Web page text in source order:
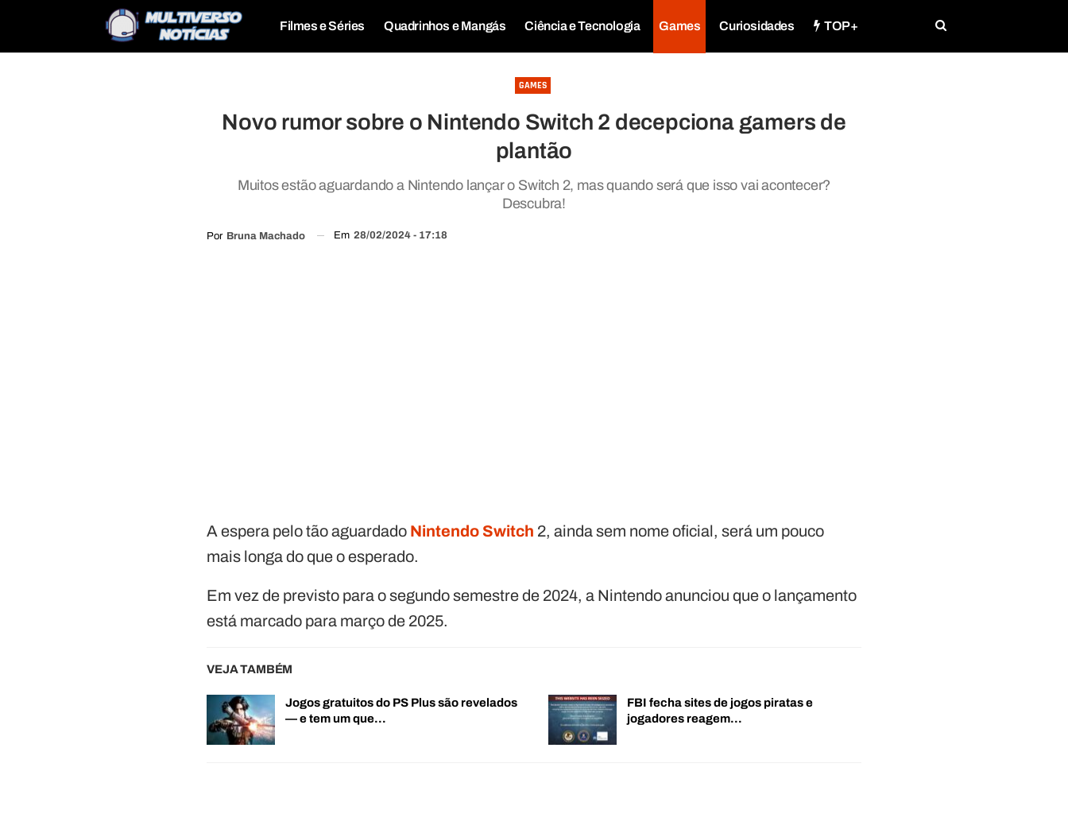
Filmes e Séries Quadrinhos e Mangás Ciência e Tecnologia Games Curiosidades TOP+
GAMES
Novo rumor sobre o Nintendo Switch 2 decepciona gamers de
plantão
Muitos estão aguardando a Nintendo lançar o Switch 2, mas quando será que isso vai acontecer?
Descubra!
Por Bruna Machado Em 28/02/2024 - 17:18
A espera pelo tão aguardado Nintendo Switch 2, ainda sem nome oficial, será um pouco
mais longa do que o esperado.
Em vez de previsto para o segundo semestre de 2024, a Nintendo anunciou que o lançamento
está marcado para março de 2025.
VEJA TAMBÉM
Jogos gratuitos do PS Plus são revelados
— e tem um que…
FBI fecha sites de jogos piratas e
jogadores reagem…